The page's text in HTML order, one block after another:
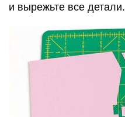
и вырежьте все детали.